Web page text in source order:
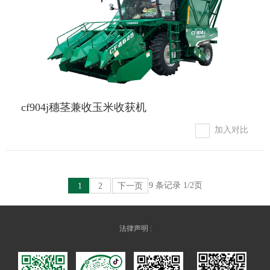
cf904j穗茎兼收玉米收获机
加入对比
1 2 下一页 9 条记录 1/2页
法律声明